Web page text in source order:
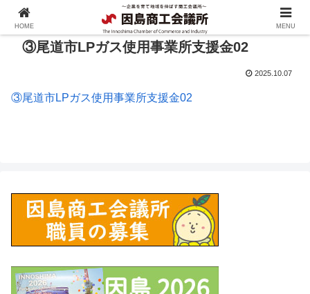
③尾道市LPガス使用事業所支援金02
2025.10.07
③尾道市LPガス使用事業所支援金02
HOME MENU